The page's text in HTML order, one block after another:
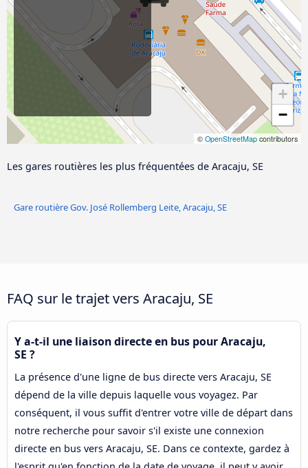
+
−
© OpenStreetMap contributors
Les gares routières les plus fréquentées de Aracaju, SE
Gare routière Gov. José Rollemberg Leite, Aracaju, SE
FAQ sur le trajet vers Aracaju, SE
Y a-t-il une liaison directe en bus pour Aracaju,
SE ?
La présence d'une ligne de bus directe vers Aracaju, SE
dépend de la ville depuis laquelle vous voyagez. Par
conséquent, il vous suffit d'entrer votre ville de départ dans
notre recherche pour savoir s'il existe une connexion
directe en bus vers Aracaju, SE. Dans ce contexte, gardez à